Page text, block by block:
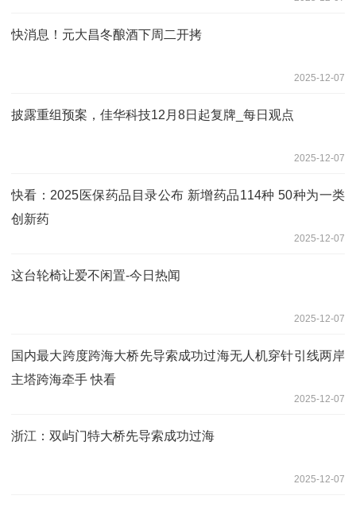
快消息！元大昌冬酿酒下周二开拷
2025-12-07
披露重组预案，佳华科技12月8日起复牌_每日观点
2025-12-07
快看：2025医保药品目录公布 新增药品114种 50种为一类
创新药
2025-12-07
这台轮椅让爱不闲置-今日热闻
2025-12-07
国内最大跨度跨海大桥先导索成功过海无人机穿针引线两岸
主塔跨海牵手 快看
2025-12-07
浙江：双屿门特大桥先导索成功过海
2025-12-07